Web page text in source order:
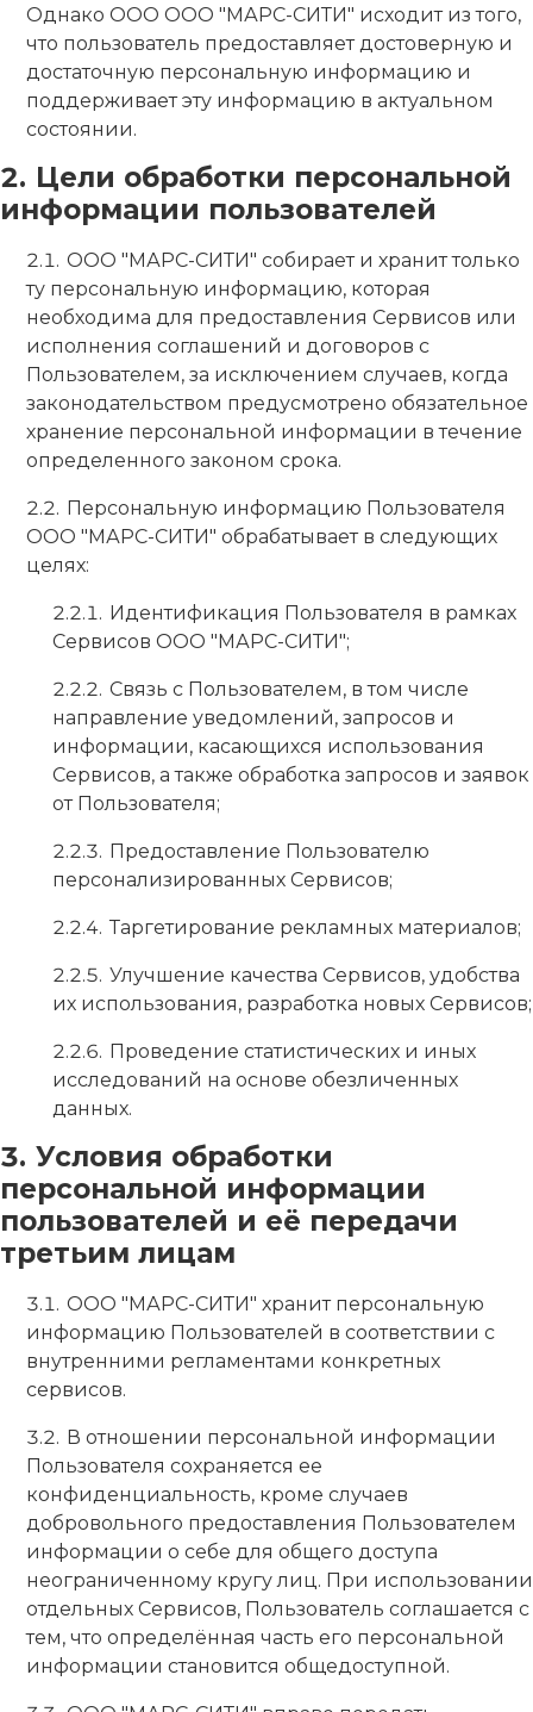
Однако ООО ООО "МАРС-СИТИ" исходит из того,
что пользователь предоставляет достоверную и
достаточную персональную информацию и
поддерживает эту информацию в актуальном
состоянии.
Цели обработки персональной
информации пользователей
ООО "МАРС-СИТИ" собирает и хранит только
ту персональную информацию, которая
необходима для предоставления Сервисов или
исполнения соглашений и договоров с
Пользователем, за исключением случаев, когда
законодательством предусмотрено обязательное
хранение персональной информации в течение
определенного законом срока.
Персональную информацию Пользователя
ООО "МАРС-СИТИ" обрабатывает в следующих
целях:
Идентификация Пользователя в рамках
Сервисов ООО "МАРС-СИТИ";
Связь с Пользователем, в том числе
направление уведомлений, запросов и
информации, касающихся использования
Сервисов, а также обработка запросов и заявок
от Пользователя;
Предоставление Пользователю
персонализированных Сервисов;
Таргетирование рекламных материалов;
Улучшение качества Сервисов, удобства
их использования, разработка новых Сервисов;
Проведение статистических и иных
исследований на основе обезличенных
данных.
Условия обработки
персональной информации
пользователей и её передачи
третьим лицам
ООО "МАРС-СИТИ" хранит персональную
информацию Пользователей в соответствии с
внутренними регламентами конкретных
сервисов.
В отношении персональной информации
Пользователя сохраняется ее
конфиденциальность, кроме случаев
добровольного предоставления Пользователем
информации о себе для общего доступа
неограниченному кругу лиц. При использовании
отдельных Сервисов, Пользователь соглашается с
тем, что определённая часть его персональной
информации становится общедоступной.